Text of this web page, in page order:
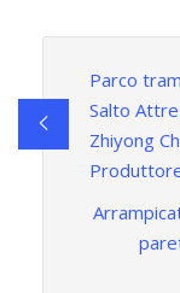
Parco
Salto
Zhiyong